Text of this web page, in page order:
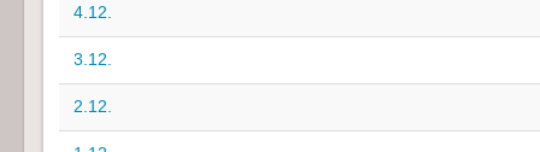
4.12.
3.12.
2.12.